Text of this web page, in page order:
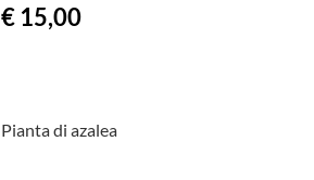
€ 15,00
Pianta di azalea